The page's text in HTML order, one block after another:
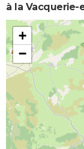
à la Vacquerie-
+
−